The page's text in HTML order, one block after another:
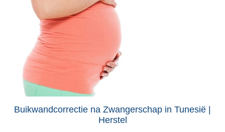
Buikwandcorrectie na Zwangerschap in Tunesië |
Herstel